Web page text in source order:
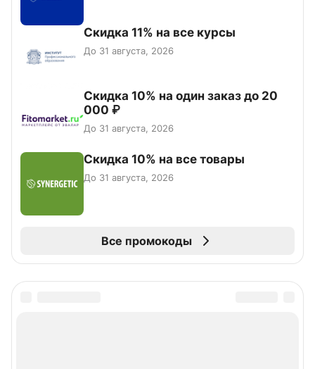
Скидка 11% на все курсы
До 31 августа, 2026
Скидка 10% на один заказ до 20
000 ₽
До 31 августа, 2026
Скидка 10% на все товары
До 31 августа, 2026
Все промокоды